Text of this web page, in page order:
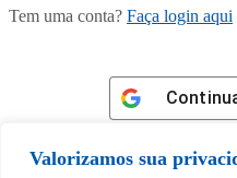
Valorizamos sua
Tem uma conta? Faça login aqui